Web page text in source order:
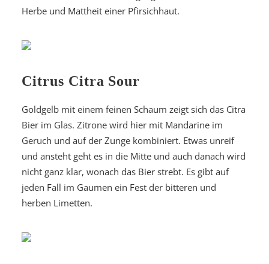
Herbe und Mattheit einer Pfirsichhaut.
Citrus Citra Sour
Goldgelb mit einem feinen Schaum zeigt sich das Citra
Bier im Glas. Zitrone wird hier mit Mandarine im
Geruch und auf der Zunge kombiniert. Etwas unreif
und ansteht geht es in die Mitte und auch danach wird
nicht ganz klar, wonach das Bier strebt. Es gibt auf
jeden Fall im Gaumen ein Fest der bitteren und
herben Limetten.